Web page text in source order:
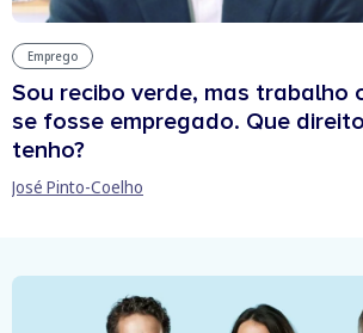
Emprego
Sou recibo verde, mas trabalho
se fosse empregado. Que
tenho?
José Pinto-Coelho